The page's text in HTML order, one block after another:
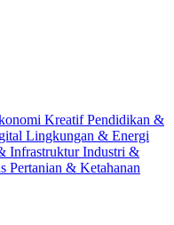
KreatifPendidikan &
Lingkungan & Energi
InfrastrukturIndustri &
Pertanian & Ketahanan